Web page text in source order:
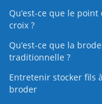
Qu’est-ce que le point
croix ?
Qu’est-ce que la
traditionnelle ?
Entretenir stocker fils à
broder